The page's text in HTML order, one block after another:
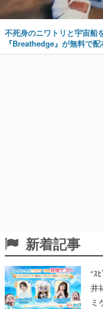
不死身のニワトリと宇宙船
『Breathedge』が無料で
新着記事
“ｽ
井
ミ